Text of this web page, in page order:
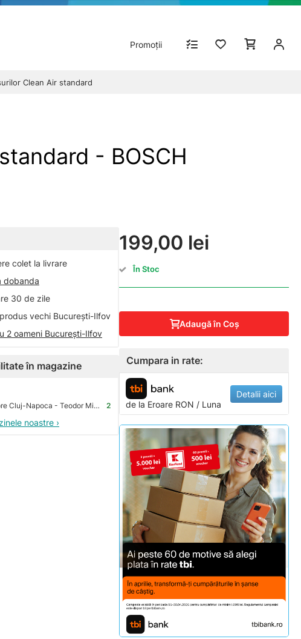
Promoții
Clean Air standard
- BOSCH
colet la livrare
dobanda
30 de zile
vechi București-Ilfov
2 oameni București-Ilfov
în magazine
Premium Store Cluj-Napoca - Teodor Mihali 2
noastre ›
199,00 lei
În Stoc
Adaugă în Coş
Cumpara in rate:
de la Eroare RON / Luna
Detalii aici